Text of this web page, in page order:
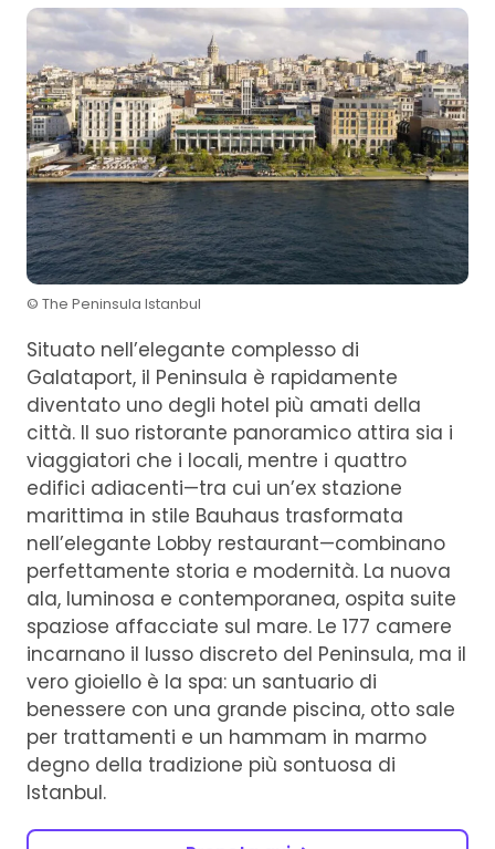
© The Peninsula Istanbul
Situato nell’elegante complesso di
Galataport, il Peninsula è rapidamente
diventato uno degli hotel più amati della
città. Il suo ristorante panoramico attira sia i
viaggiatori che i locali, mentre i quattro
edifici adiacenti—tra cui un’ex stazione
marittima in stile Bauhaus trasformata
nell’elegante Lobby restaurant—combinano
perfettamente storia e modernità. La nuova
ala, luminosa e contemporanea, ospita suite
spaziose affacciate sul mare. Le 177 camere
incarnano il lusso discreto del Peninsula, ma il
vero gioiello è la spa: un santuario di
benessere con una grande piscina, otto sale
per trattamenti e un hammam in marmo
degno della tradizione più sontuosa di
Istanbul.